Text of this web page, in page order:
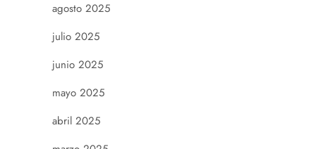
agosto 2025
julio 2025
junio 2025
mayo 2025
abril 2025